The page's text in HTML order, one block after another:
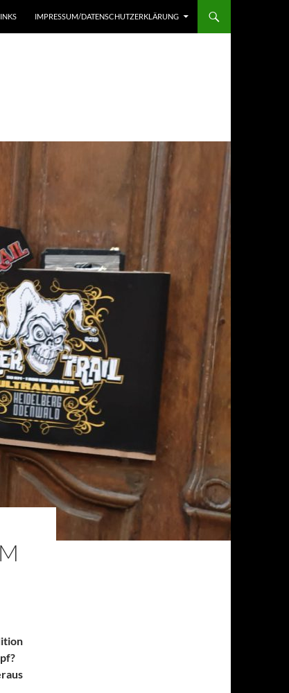
IMPRESSUM/DATENSCHUTZERKLÄRUNG